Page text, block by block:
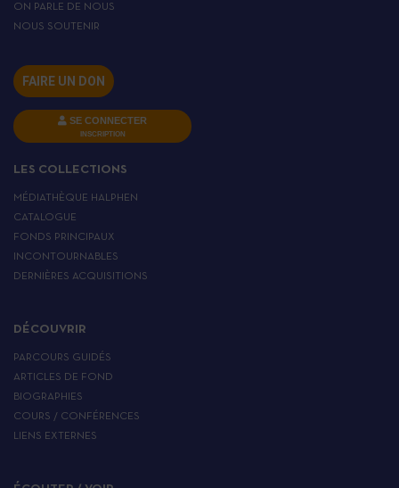
ON PARLE DE NOUS
NOUS SOUTENIR
FAIRE UN DON
SE CONNECTER
INSCRIPTION
LES COLLECTIONS
MÉDIATHÈQUE HALPHEN
CATALOGUE
FONDS PRINCIPAUX
INCONTOURNABLES
DERNIÈRES ACQUISITIONS
DÉCOUVRIR
PARCOURS GUIDÉS
ARTICLES DE FOND
BIOGRAPHIES
COURS / CONFÉRENCES
LIENS EXTERNES